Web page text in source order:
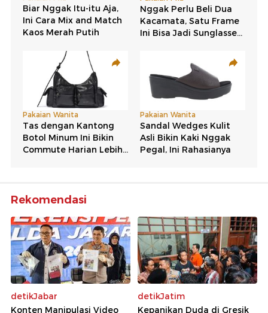
Rekomendasi
detikJabar
Konten Manipulasi Video
detikJatim
Kepanikan Duda di Gresik